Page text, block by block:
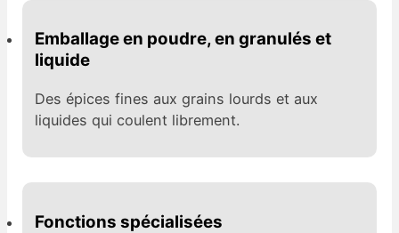
Emballage en poudre, en granulés et
liquide
Des épices fines aux grains lourds et aux
liquides qui coulent librement.
Fonctions spécialisées